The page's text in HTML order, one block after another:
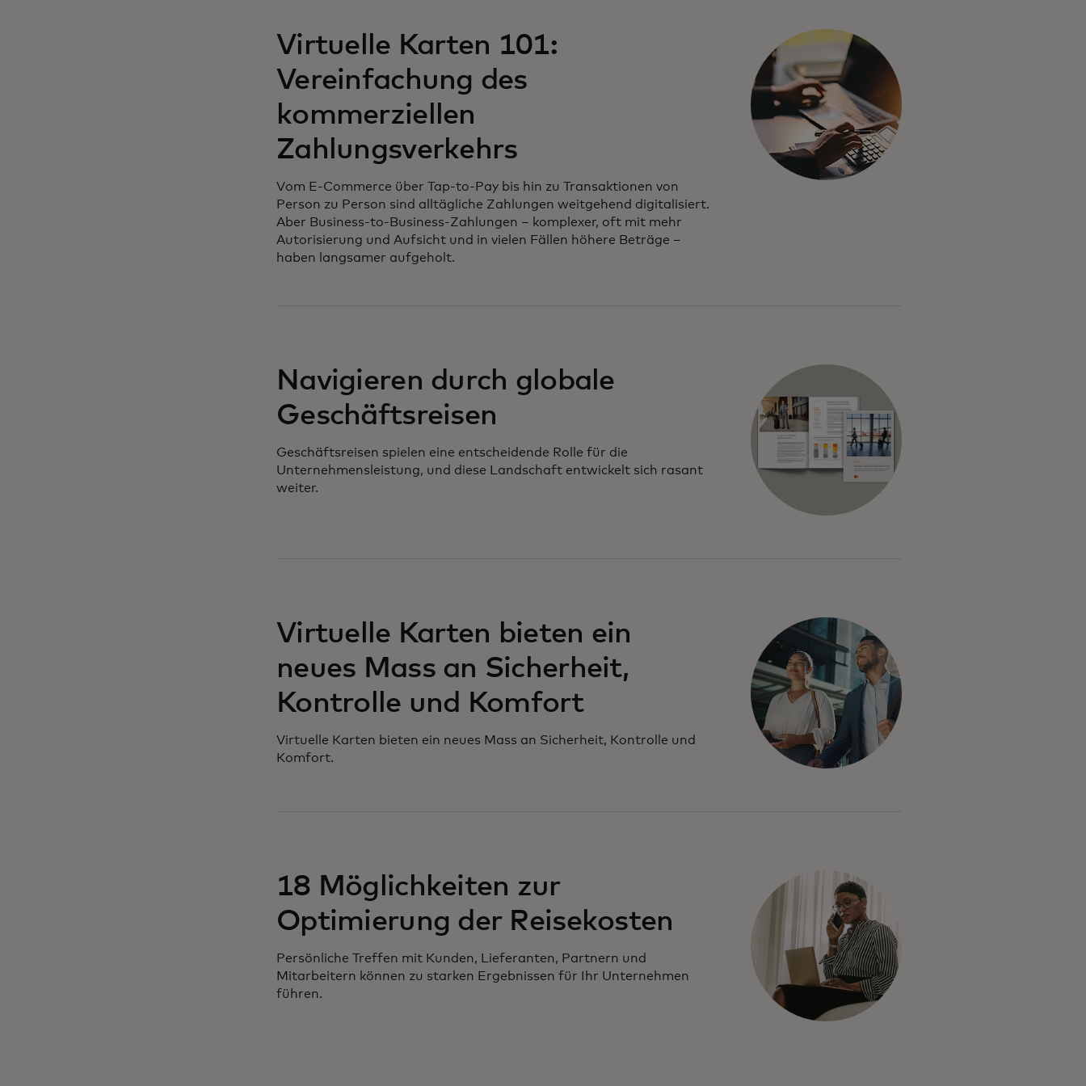
Virtuelle Karten 101:
Vereinfachung des
kommerziellen
Zahlungsverkehrs
Vom E-Commerce über Tap-to-Pay bis hin zu Transaktionen von
Person zu Person sind alltägliche Zahlungen weitgehend digitalisiert.
Aber Business-to-Business-Zahlungen – komplexer, oft mit mehr
Autorisierung und Aufsicht und in vielen Fällen höhere Beträge –
haben langsamer aufgeholt.
Navigieren durch globale
Geschäftsreisen
Geschäftsreisen spielen eine entscheidende Rolle für die
Unternehmensleistung, und diese Landschaft entwickelt sich rasant
weiter.
Virtuelle Karten bieten ein
neues Mass an Sicherheit,
Kontrolle und Komfort
Virtuelle Karten bieten ein neues Mass an Sicherheit, Kontrolle und
Komfort.
18 Möglichkeiten zur
Optimierung der Reisekosten
Persönliche Treffen mit Kunden, Lieferanten, Partnern und
Mitarbeitern können zu starken Ergebnissen für Ihr Unternehmen
führen.